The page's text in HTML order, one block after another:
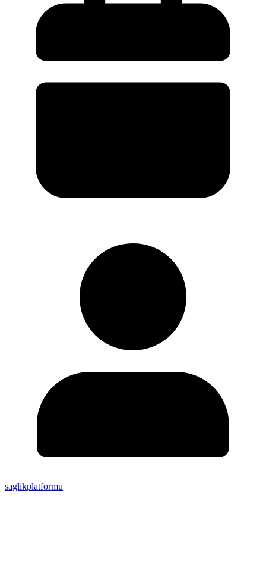
saglikplatformu